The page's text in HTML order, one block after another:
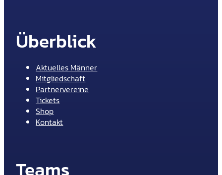
Überblick
Aktuelles Männer
Mitgliedschaft
Partnervereine
Tickets
Shop
Kontakt